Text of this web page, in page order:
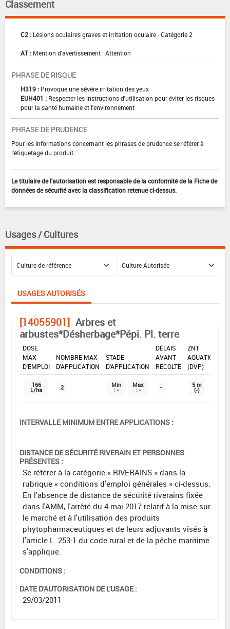
Classement
C2 : Lésions oculaires graves et irritation oculaire - Catégorie 2
AT : Mention d'avertissement : Attention
PHRASE DE RISQUE
H319 : Provoque une sévère irritation des yeux
EUH401 : Respecter les instructions d'utilisation pour éviter les risques
pour la santé humaine et l'environnement
PHRASE DE PRUDENCE
Pour les informations concernant les phrases de prudence se référer à
l'étiquetage du produit.
Le titulaire de l'autorisation est responsable de la conformité de la Fiche de
données de sécurité avec la classification retenue ci-dessus.
Usages / Cultures
USAGES AUTORISÉS
[14055901] Arbres et
arbustes*Désherbage*Pépi. Pl. terre
DOSE
MAX
D'EMPLOI
NOMBRE MAX
D'APPLICATION
STADE
D'APPLICATION
DÉLAIS
AVANT
RÉCOLTE
ZNT
AQUATIQUE
(DVP)
166
L/ha 2 Min
: -
Max
: - - 5 m
(-)
INTERVALLE MINIMUM ENTRE APPLICATIONS :
-
DISTANCE DE SÉCURITÉ RIVERAIN ET PERSONNES
PRÉSENTES :
Se référer à la catégorie « RIVERAINS » dans la
rubrique « conditions d'emploi générales » ci-dessus.
En l'absence de distance de sécurité riverains fixée
dans l'AMM, l'arrêté du 4 mai 2017 relatif à la mise sur
le marché et à l'utilisation des produits
phytopharmaceutiques et de leurs adjuvants visés à
l'article L. 253-1 du code rural et de la pêche maritime
s'applique.
CONDITIONS :
DATE D'AUTORISATION DE L'USAGE :
29/03/2011